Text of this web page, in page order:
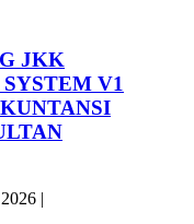
JKK
V1
|